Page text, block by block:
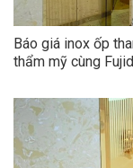
Báo giá inox ốp
thẩm mỹ cùng